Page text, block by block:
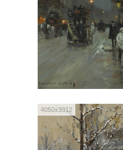
4050x3312